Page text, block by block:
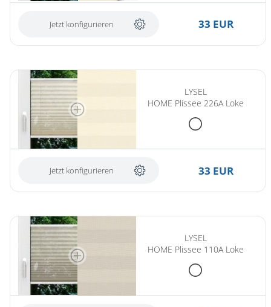
Jetzt konfigurieren 33 EUR
LYSEL
HOME Plissee 226A Loke
Jetzt konfigurieren 33 EUR
LYSEL
HOME Plissee 110A Loke